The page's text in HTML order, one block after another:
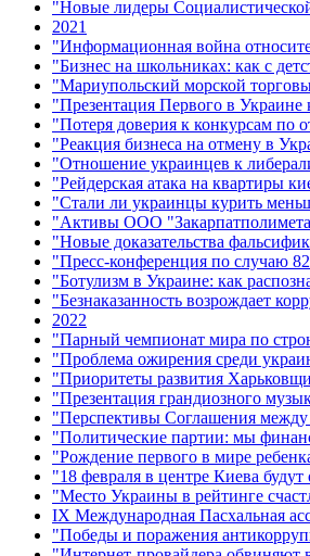
"Новые лидеры
2021
"Информационная война
"Бизнес на школьниках: как с
"Мариупольский морской
"Презентация Первого в Украине
"Потеря доверия к конкурсам по
"Реакция бизнеса на отмену в
"Отношение украинцев к
"Рейдерская атака на квартиры
"Стали ли украинцы курить
"Активы ООО
"Новые доказательства
"Пресс-конференция по случаю
"Ботулизм в Украине: как
"Безнаказанность возрождает
2022
"Парный чемпионат мира по
"Проблема ожирения среди
"Приоритеты развития
"Презентация грандиозного
"Перспективы Соглашения
"Политические партии: мы
"Рождение первого в мире
"18 февраля в центре Киева
"Место Украины в рейтинге
ІХ Международная Пасхальная
"Победы и поражения